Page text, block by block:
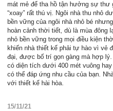
mát mẻ để tha hồ tận hưởng sự thư
“xoay” rất thú vị. Ngôi nhà thu nhỏ
bền vững của ngôi nhà nhỏ bé
hoàn cảnh thời tiết, dù là mùa đông
nhỏ bền vững trong mọi điều kiện
khiến nhà thiết kế phải tự hào vì vẻ
đại, được bố trí gọn gàng mà hợp
có diện tích dưới 400 mét vuông
có thể đáp ứng nhu cầu của bạn.
với thiết kế hài hòa.
15/11/21